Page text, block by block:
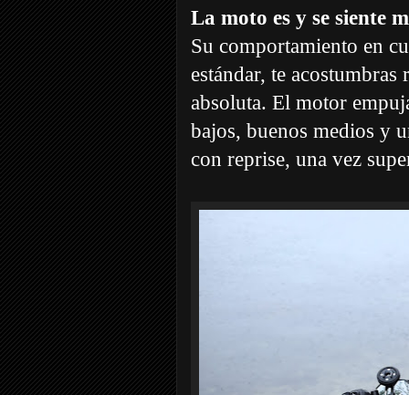
La moto es y se siente
Su comportamiento en
estándar, te
absoluta. El motor
bajos, buenos medios y
con reprise, una vez